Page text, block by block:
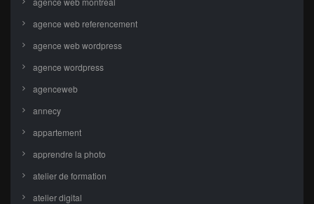
agence web referencement
agence web wordpress
agence wordpress
agenceweb
annecy
appartement
apprendre la photo
atelier de formation
atelier digital